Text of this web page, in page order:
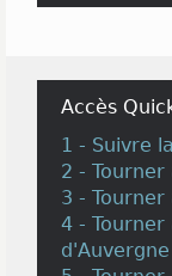
Accès
1 - Suivre
2 -
3 -
4 -
d'Auvergne